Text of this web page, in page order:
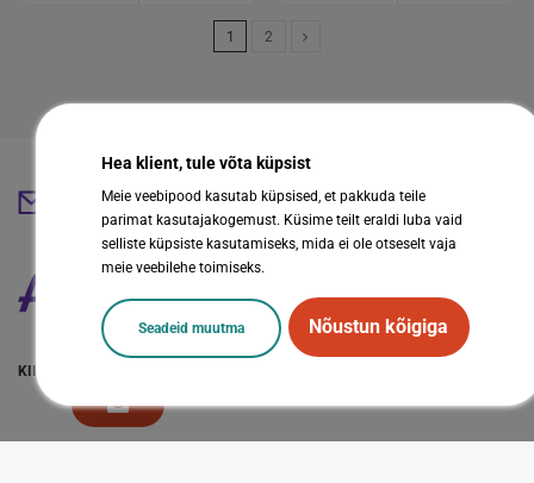
1 2
abestore@abestore.ee
KIIRVIITED
Hea klient, tule võta küpsist
Meie veebipood kasutab küpsised, et pakkuda teile
parimat kasutajakogemust. Küsime teilt eraldi luba vaid
selliste küpsiste kasutamiseks, mida ei ole otseselt vaja
meie veebilehe toimiseks.
Seadeid muutma Nõustun kõigiga